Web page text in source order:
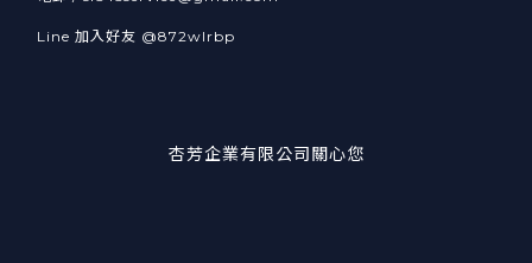
Line 加入好友 @872wlrbp
杏芳企業有限公司關心您